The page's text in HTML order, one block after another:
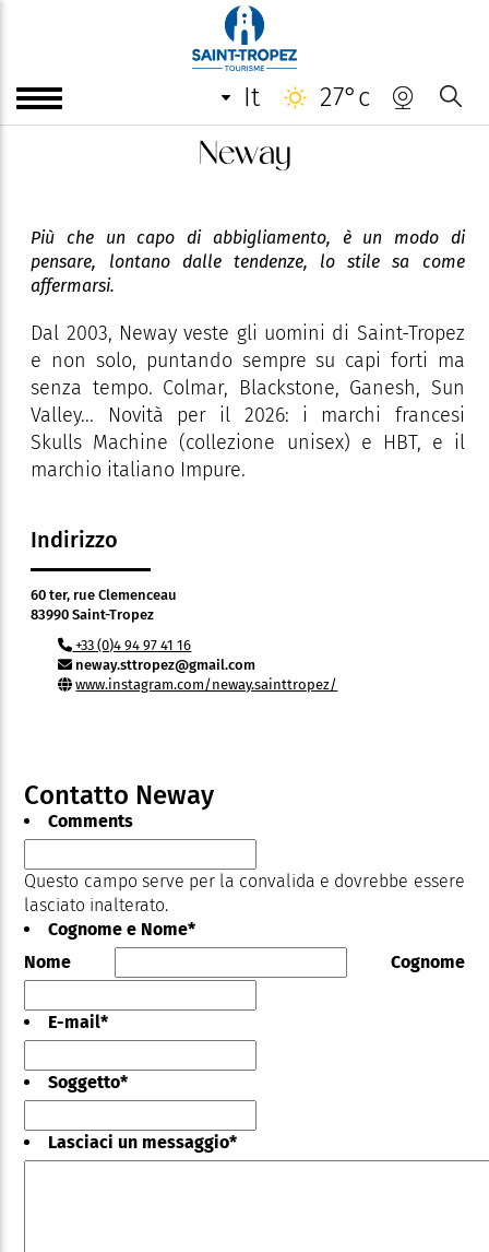
it 27°c
Neway
Più che un capo di abbigliamento, è un modo di
pensare, lontano dalle tendenze, lo stile sa come
affermarsi.
Dal 2003, Neway veste gli uomini di Saint-Tropez
e non solo, puntando sempre su capi forti ma
senza tempo. Colmar, Blackstone, Ganesh, Sun
Valley... Novità per il 2026: i marchi francesi
Skulls Machine (collezione unisex) e HBT, e il
marchio italiano Impure.
Indirizzo
60 ter, rue Clemenceau
83990 Saint-Tropez
+33 (0)4 94 97 41 16
neway.sttropez@gmail.com
www.instagram.com/neway.sainttropez/
Contatto Neway
Comments
Questo campo serve per la convalida e dovrebbe essere
lasciato inalterato.
Cognome e Nome*
Nome
Cognome
E-mail*
Soggetto*
Lasciaci un messaggio*